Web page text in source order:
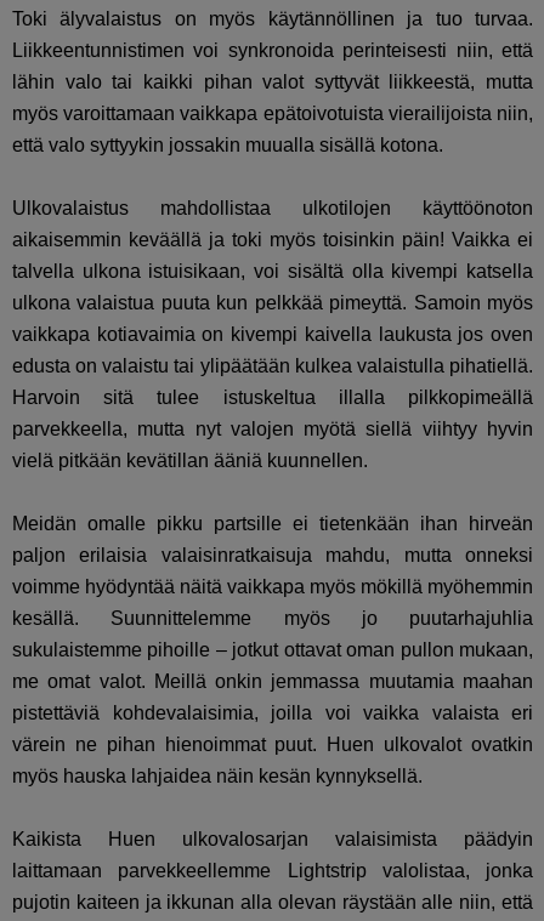
Toki älyvalaistus on myös käytännöllinen ja tuo turvaa.
Liikkeentunnistimen voi synkronoida perinteisesti niin, että
lähin valo tai kaikki pihan valot syttyvät liikkeestä, mutta
myös varoittamaan vaikkapa epätoivotuista vierailijoista niin,
että valo syttyykin jossakin muualla sisällä kotona.
Ulkovalaistus mahdollistaa ulkotilojen käyttöönoton
aikaisemmin keväällä ja toki myös toisinkin päin! Vaikka ei
talvella ulkona istuisikaan, voi sisältä olla kivempi katsella
ulkona valaistua puuta kun pelkkää pimeyttä. Samoin myös
vaikkapa kotiavaimia on kivempi kaivella laukusta jos oven
edusta on valaistu tai ylipäätään kulkea valaistulla pihatiellä.
Harvoin sitä tulee istuskeltua illalla pilkkopimeällä
parvekkeella, mutta nyt valojen myötä siellä viihtyy hyvin
vielä pitkään kevätillan ääniä kuunnellen.
Meidän omalle pikku partsille ei tietenkään ihan hirveän
paljon erilaisia valaisinratkaisuja mahdu, mutta onneksi
voimme hyödyntää näitä vaikkapa myös mökillä myöhemmin
kesällä. Suunnittelemme myös jo puutarhajuhlia
sukulaistemme pihoille – jotkut ottavat oman pullon mukaan,
me omat valot. Meillä onkin jemmassa muutamia maahan
pistettäviä kohdevalaisimia, joilla voi vaikka valaista eri
värein ne pihan hienoimmat puut. Huen ulkovalot ovatkin
myös hauska lahjaidea näin kesän kynnyksellä.
Kaikista Huen ulkovalosarjan valaisimista päädyin
laittamaan parvekkeellemme Lightstrip valolistaa, jonka
pujotin kaiteen ja ikkunan alla olevan räystään alle niin, että